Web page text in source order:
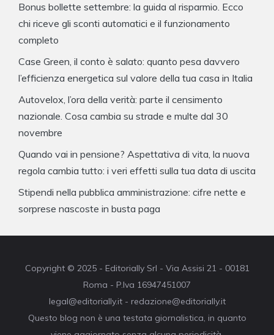
Bonus bollette settembre: la guida al risparmio. Ecco
chi riceve gli sconti automatici e il funzionamento
completo
Case Green, il conto è salato: quanto pesa davvero
l’efficienza energetica sul valore della tua casa in Italia
Autovelox, l’ora della verità: parte il censimento
nazionale. Cosa cambia su strade e multe dal 30
novembre
Quando vai in pensione? Aspettativa di vita, la nuova
regola cambia tutto: i veri effetti sulla tua data di uscita
Stipendi nella pubblica amministrazione: cifre nette e
sorprese nascoste in busta paga
Copyright © 2025 - Editorially Srl - Via Assisi 21 - 00181
Roma - P.Iva 16947451007
legal@editorially.it - redazione@editorially.it
Questo blog non è una testata giornalistica, in quanto